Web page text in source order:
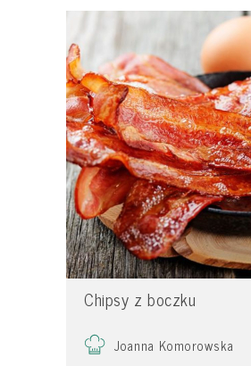
Chipsy z boczku
Joanna Komorowska